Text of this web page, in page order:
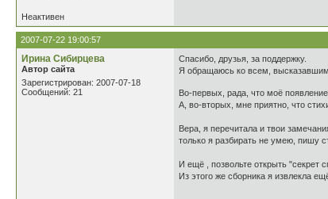
Неактивен
2007-07-22 19:00:57
Иринa Cибирцева
Автор сайта
Зарегистрирован: 2007-07-18
Сообщений: 21
Спасибо, друзья, за поддержку.
Я обращаюсь ко всем,
Во-первых, рада, что моё
А, во-вторых, мне приятно, что
Вера, я перечитала и твои
только я разбирать не умею, пишу
И ещё , позвольте открыть "секрет
Из этого же сборника я извлекла